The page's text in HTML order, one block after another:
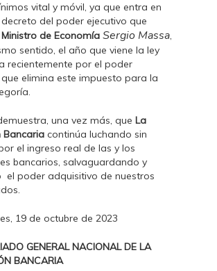
vital y móvil, ya que entra en
del poder ejecutivo que
Ministro de Economía Sergio Massa,
sentido, el año que viene la ley
recientemente por el poder
elimina este impuesto para la
una vez más, que La
Bancaria continúa luchando sin
el ingreso real de las y los
bancarios, salvaguardando y
el poder adquisitivo de nuestros
19 de octubre de 2023
GENERAL NACIONAL DE LA
BANCARIA